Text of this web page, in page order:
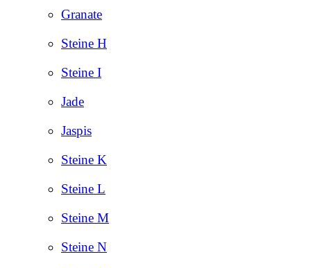
Granate
Steine H
Steine I
Jade
Jaspis
Steine K
Steine L
Steine M
Steine N